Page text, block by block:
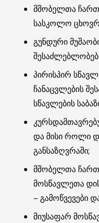
მშობელთა
სასკოლო
გუნდური
პირისპირ
ჩანაცვლების
სწავლების
და მისი როლი
განსაზღვრაში;
მშობელთა
მოსწავლეთა
– გამოწვევები
მიუსაფარ